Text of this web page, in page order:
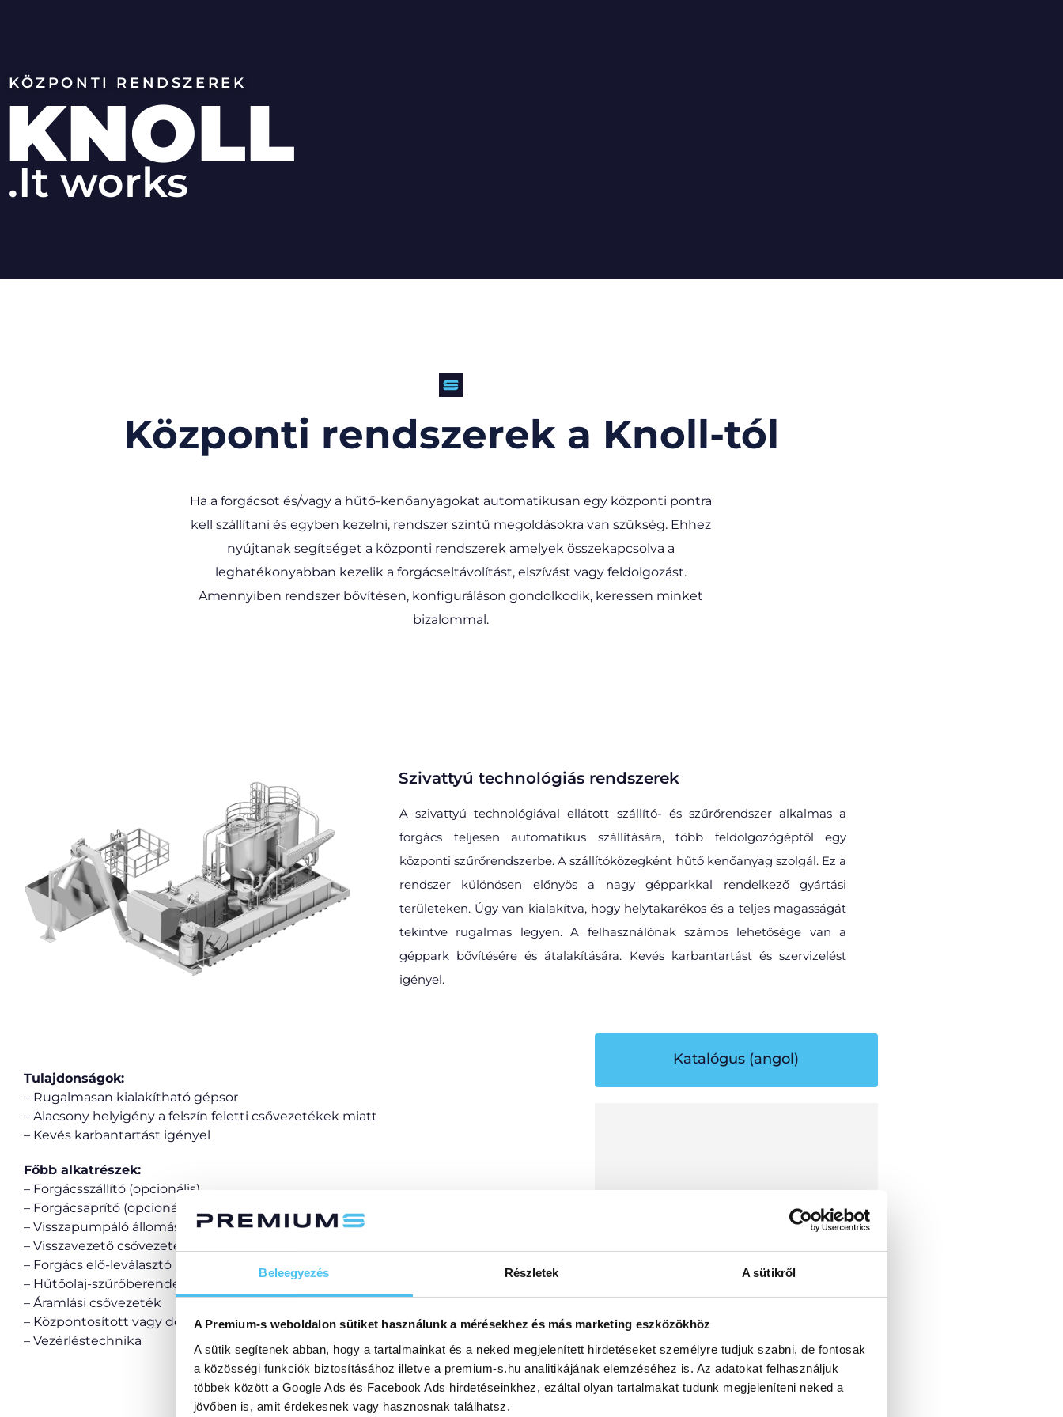
Beleegyezés Részletek A sütikről
A Premium-s weboldalon sütiket használunk a mérésekhez és más marketing eszközökhöz
A sütik segítenek abban, hogy a tartalmainkat és a neked megjelenített hirdetéseket személyre tudjuk szabni, de fontosak
a közösségi funkciók biztosításához illetve a premium-s.hu analitikájának elemzéséhez is. Az adatokat felhasználjuk
többek között a Google Ads és Facebook Ads hirdetéseinkhez, ezáltal olyan tartalmakat tudunk megjeleníteni neked a
jövőben is, amit érdekesnek vagy hasznosnak találhatsz.
KÖZPONTI RENDSZEREK
KNOLL
.It works
Központi rendszerek​ a Knoll-tól
Ha a forgácsot és/vagy a hűtő-kenőanyagokat automatikusan egy központi pontra
kell szállítani és egyben kezelni, rendszer szintű megoldásokra van szükség. Ehhez
nyújtanak segítséget a központi rendszerek amelyek összekapcsolva a
leghatékonyabban kezelik a forgácseltávolítást, elszívást vagy feldolgozást.
Amennyiben rendszer bővítésen, konfiguráláson gondolkodik, keressen minket
bizalommal.
Szivattyú technológiás rendszerek​
A szivattyú technológiával ellátott szállító- és szűrőrendszer alkalmas a
forgács teljesen automatikus szállítására, több feldolgozógéptől egy
központi szűrőrendszerbe. A szállítóközegként hűtő kenőanyag szolgál. Ez a
rendszer különösen előnyös a nagy gépparkkal rendelkező gyártási
területeken. Úgy van kialakítva, hogy helytakarékos és a teljes magasságát
tekintve rugalmas legyen. A felhasználónak számos lehetősége van a
géppark bővítésére és átalakítására. Kevés karbantartást és szervizelést
igényel.
Tulajdonságok:
– Rugalmasan kialakítható gépsor
– Alacsony helyigény a felszín feletti csővezetékek miatt
– Kevés karbantartást igényel
Főbb alkatrészek:
– Forgácsszállító (opcionális)
– Forgácsaprító (opcionális)
– Visszapumpáló állomások
– Visszavezető csővezeték
– Forgács elő-leválasztó (opcionális)
– Hűtőolaj-szűrőberendezés
– Áramlási csővezeték
– Központosított vagy decentralizált nyomásnövelő állomások (opcionális)
– Vezérléstechnika
Katalógus (angol)